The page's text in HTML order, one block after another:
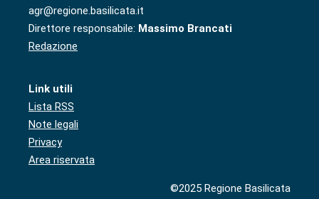
agr@regione.basilicata.it
Direttore responsabile: Massimo Brancati
Redazione
Link utili
Lista RSS
Note legali
Privacy
Area riservata
©2025 Regione Basilicata